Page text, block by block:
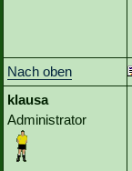
Nach oben
klausa
Administrator